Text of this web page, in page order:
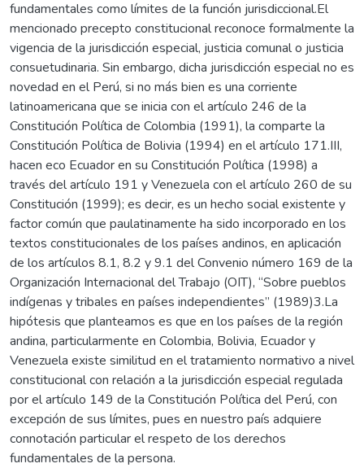
fundamentales como límites de la función jurisdiccional.El
mencionado precepto constitucional reconoce formalmente la
vigencia de la jurisdicción especial, justicia comunal o justicia
consuetudinaria. Sin embargo, dicha jurisdicción especial no es
novedad en el Perú, si no más bien es una corriente
latinoamericana que se inicia con el artículo 246 de la
Constitución Política de Colombia (1991), la comparte la
Constitución Política de Bolivia (1994) en el artículo 171.III,
hacen eco Ecuador en su Constitución Política (1998) a
través del artículo 191 y Venezuela con el artículo 260 de su
Constitución (1999); es decir, es un hecho social existente y
factor común que paulatinamente ha sido incorporado en los
textos constitucionales de los países andinos, en aplicación
de los artículos 8.1, 8.2 y 9.1 del Convenio número 169 de la
Organización Internacional del Trabajo (OIT), “Sobre pueblos
indígenas y tribales en países independientes” (1989)3.La
hipótesis que planteamos es que en los países de la región
andina, particularmente en Colombia, Bolivia, Ecuador y
Venezuela existe similitud en el tratamiento normativo a nivel
constitucional con relación a la jurisdicción especial regulada
por el artículo 149 de la Constitución Política del Perú, con
excepción de sus límites, pues en nuestro país adquiere
connotación particular el respeto de los derechos
fundamentales de la persona.